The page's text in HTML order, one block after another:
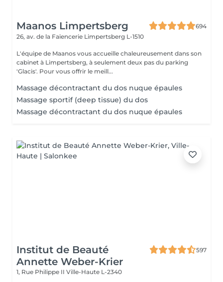
Maanos Limpertsberg
694
26, av. de la Faïencerie Limpertsberg L-1510
L'équipe de Maanos vous accueille chaleureusement dans son
cabinet à Limpertsberg, à seulement deux pas du parking
'Glacis'. Pour vous offrir le meill...
Massage décontractant du dos nuque épaules
Massage sportif (deep tissue) du dos
Massage décontractant du dos nuque épaules
Institut de Beauté
Annette Weber-Krier
597
1, Rue Philippe II Ville-Haute L-2340